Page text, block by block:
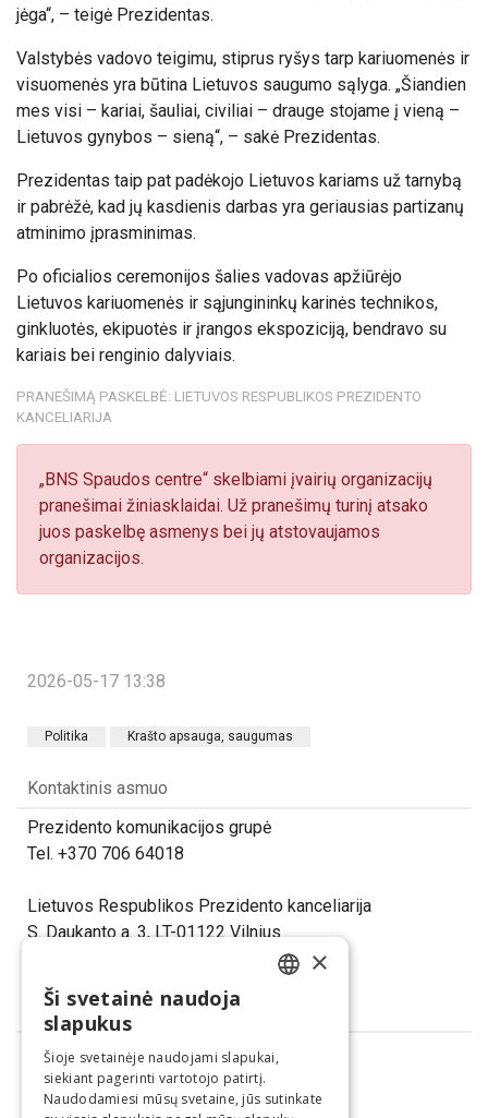
jėga“, – teigė Prezidentas.
Valstybės vadovo teigimu, stiprus ryšys tarp kariuomenės ir
visuomenės yra būtina Lietuvos saugumo sąlyga. „Šiandien
mes visi – kariai, šauliai, civiliai – drauge stojame į vieną –
Lietuvos gynybos – sieną“, – sakė Prezidentas.
Prezidentas taip pat padėkojo Lietuvos kariams už tarnybą
ir pabrėžė, kad jų kasdienis darbas yra geriausias partizanų
atminimo įprasminimas.
Po oficialios ceremonijos šalies vadovas apžiūrėjo
Lietuvos kariuomenės ir sąjungininkų karinės technikos,
ginkluotės, ekipuotės ir įrangos ekspoziciją, bendravo su
kariais bei renginio dalyviais.
PRANEŠIMĄ PASKELBĖ: LIETUVOS RESPUBLIKOS PREZIDENTO
KANCELIARIJA
„BNS Spaudos centre“ skelbiami įvairių organizacijų
pranešimai žiniasklaidai. Už pranešimų turinį atsako
juos paskelbę asmenys bei jų atstovaujamos
organizacijos.
2026-05-17 13:38
Politika Krašto apsauga, saugumas
Kontaktinis asmuo
Prezidento komunikacijos grupė
Tel. +370 706 64018
Lietuvos Respublikos Prezidento kanceliarija
S. Daukanto a. 3, LT-01122 Vilnius
Dalintis
×
Ši svetainė naudoja
slapukus
Šioje svetainėje naudojami slapukai,
siekiant pagerinti vartotojo patirtį.
Naudodamiesi mūsų svetaine, jūs sutinkate